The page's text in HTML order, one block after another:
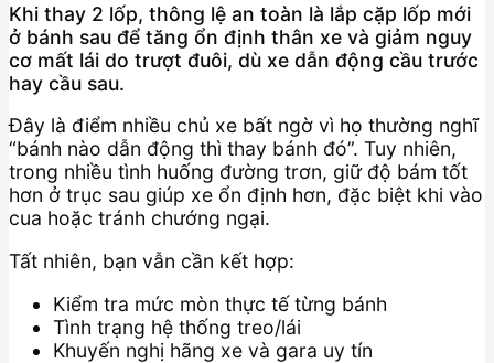
Khi thay 2 lốp, thông lệ an toàn là lắp cặp lốp mới
ở bánh sau để tăng ổn định thân xe và giảm nguy
cơ mất lái do trượt đuôi, dù xe dẫn động cầu trước
hay cầu sau.
Đây là điểm nhiều chủ xe bất ngờ vì họ thường nghĩ
“bánh nào dẫn động thì thay bánh đó”. Tuy nhiên,
trong nhiều tình huống đường trơn, giữ độ bám tốt
hơn ở trục sau giúp xe ổn định hơn, đặc biệt khi vào
cua hoặc tránh chướng ngại.
Tất nhiên, bạn vẫn cần kết hợp:
Kiểm tra mức mòn thực tế từng bánh
Tình trạng hệ thống treo/lái
Khuyến nghị hãng xe và gara uy tín